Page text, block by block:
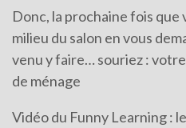
Donc, la prochaine fois que
milieu du salon en vous
venu y faire… souriez :
de ménage
Vidéo du Funny Learning :